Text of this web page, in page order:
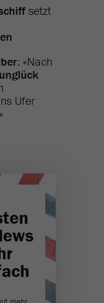
setzt
: «Nach
Ufer
»